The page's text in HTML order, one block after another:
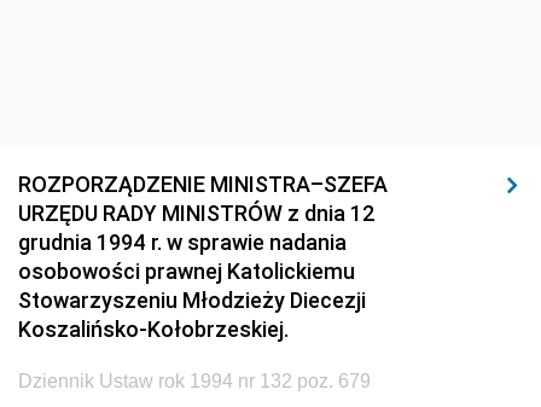
ROZPORZĄDZENIE MINISTRA–SZEFA
URZĘDU RADY MINISTRÓW z dnia 12
grudnia 1994 r. w sprawie nadania
osobowości prawnej Katolickiemu
Stowarzyszeniu Młodzieży Diecezji
Koszalińsko-Kołobrzeskiej.
Dziennik Ustaw rok 1994 nr 132 poz. 679